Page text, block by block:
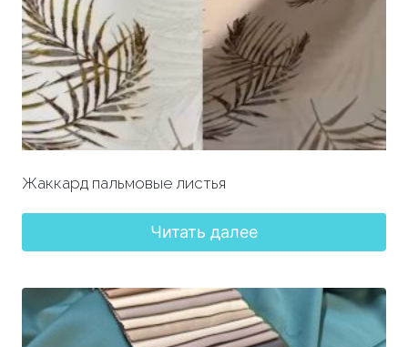
Жаккард пальмовые листья
Читать далее